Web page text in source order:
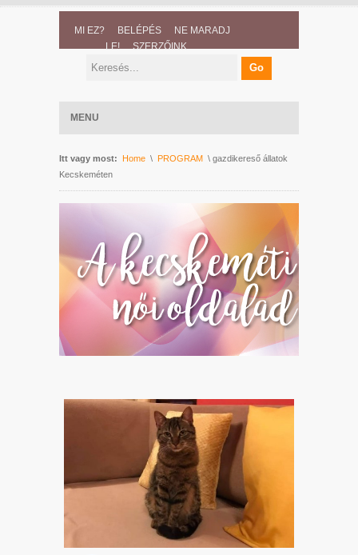
MI EZ? BELÉPÉS
NE MARADJ
LE!
SZERZŐINK
MENU
Itt vagy most: Home \ PROGRAM \ gazdikereső állatok
Kecskeméten